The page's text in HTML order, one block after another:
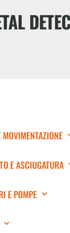
E ASCIUGATURA
E POMPE